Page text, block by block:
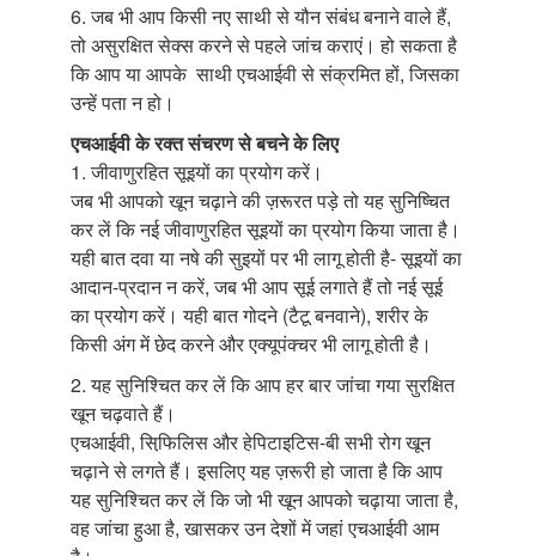
6. जब भी आप किसी नए साथी से यौन संबंध बनाने वाले हैं,
तो असुरक्षित सेक्स करने से पहले जांच कराएं। हो सकता है
कि आप या आपके साथी एचआईवी से संक्रमित हों, जिसका
उन्हें पता न हो।
एचआईवी के रक्त संचरण से बचने के लिए
1. जीवाणुरहित सूइयों का प्रयोग करें।
जब भी आपको खून चढ़ाने की ज़रूरत पड़े तो यह सुनिष्चित
कर लें कि नई जीवाणुरहित सूइयों का प्रयोग किया जाता है।
यही बात दवा या नषे की सुइयों पर भी लागू होती है- सूइयों का
आदान-प्रदान न करें, जब भी आप सूई लगाते हैं तो नई सूई
का प्रयोग करें। यही बात गोदने (टैटू बनवाने), शरीर के
किसी अंग में छेद करने और एक्यूपंक्चर भी लागू होती है।
2. यह सुनिश्चित कर लें कि आप हर बार जांचा गया सुरक्षित
खून चढ़वाते हैं।
एचआईवी, सिफि़लिस और हेपिटाइटिस-बी सभी रोग खून
चढ़ाने से लगते हैं। इसलिए यह ज़रूरी हो जाता है कि आप
यह सुनिश्चित कर लें कि जो भी खून आपको चढ़ाया जाता है,
वह जांचा हुआ है, खासकर उन देशों में जहां एचआईवी आम